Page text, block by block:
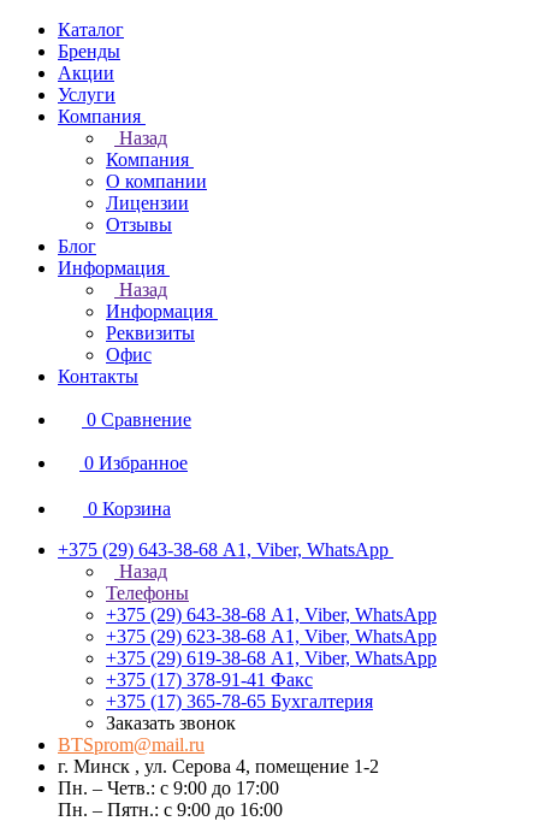
Каталог
Бренды
Акции
Услуги
Компания
Назад
Компания
О компании
Лицензии
Отзывы
Блог
Информация
Назад
Информация
Реквизиты
Офис
Контакты
0 Сравнение
0 Избранное
0 Корзина
+375 (29) 643-38-68 А1, Viber, WhatsApp
Назад
Телефоны
+375 (29) 643-38-68 А1, Viber, WhatsApp
+375 (29) 623-38-68 А1, Viber, WhatsApp
+375 (29) 619-38-68 А1, Viber, WhatsApp
+375 (17) 378-91-41 Факс
+375 (17) 365-78-65 Бухгалтерия
Заказать звонок
BTSprom@mail.ru
г. Минск , ул. Серова 4, помещение 1-2
Пн. – Четв.: с 9:00 до 17:00
Пн. – Пятн.: с 9:00 до 16:00